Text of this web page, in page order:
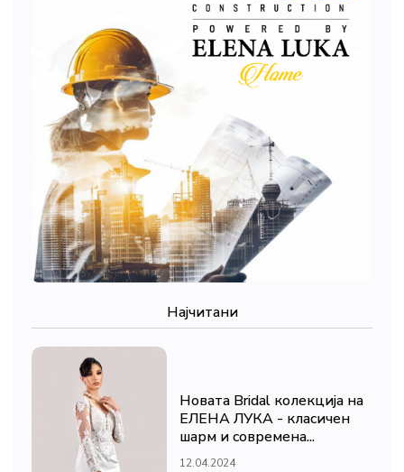
Најчитани
Новата Bridal колекција на
ЕЛЕНА ЛУКА - класичен
шарм и современа...
12.04.2024